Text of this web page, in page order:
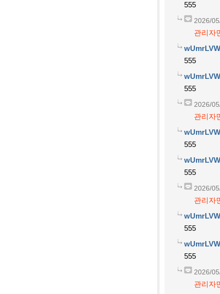
555
2026/
관리자
555
555
2026/
관리자
555
555
2026/
관리자
555
555
2026/
관리자